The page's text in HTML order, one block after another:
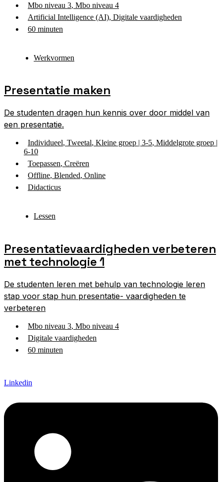
Mbo niveau 3, Mbo niveau 4
Artificial Intelligence (AI), Digitale vaardigheden
60 minuten
Werkvormen
Presentatie maken
De studenten dragen hun kennis over door middel van
een presentatie.
Individueel, Tweetal, Kleine groep | 3-5, Middelgrote groep |
6-10
Toepassen, Creëren
Offline, Blended, Online
Didacticus
Lessen
Presentatievaardigheden verbeteren
met technologie 1
De studenten leren met behulp van technologie leren
stap voor stap hun presentatie- vaardigheden te
verbeteren
Mbo niveau 3, Mbo niveau 4
Digitale vaardigheden
60 minuten
Linkedin